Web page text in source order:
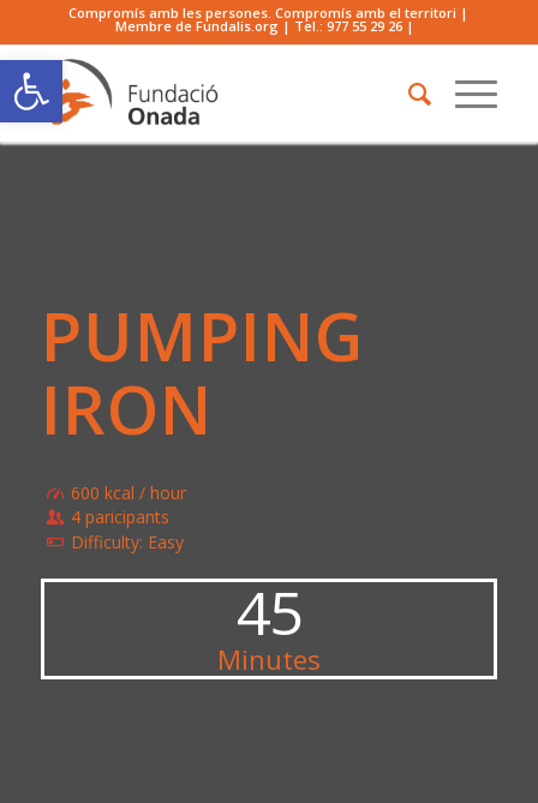
Obre la barra d'eines
Compromís amb les persones. Compromís amb el territori |
Membre de Fundalis.org | Tel.:977 55 29 26 |
PUMPING
IRON
600 kcal / hour
4 paricipants
Difficulty: Easy
45
Minutes